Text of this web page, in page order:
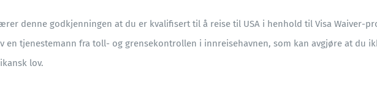
denne godkjenningen at du er kvalifisert til å reise til USA i henhold til Visa Waiver-
en tjenestemann fra toll- og grensekontrollen i innreisehavnen, som kan avgjøre at du
lov.